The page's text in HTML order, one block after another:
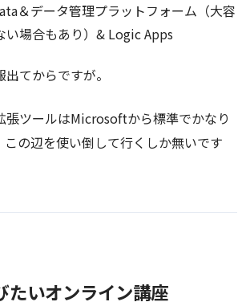
＆データ管理プラットフォーム（大容
い場合もあり）& Logic Apps
てからですが。
張ツールはMicrosoftから標準でかなり
この辺を使い倒して行くしか無いです
たいオンライン講座